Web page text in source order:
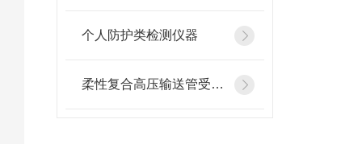
个人防护类检测仪器
柔性复合高压输送管受压开裂稳定性测试仪